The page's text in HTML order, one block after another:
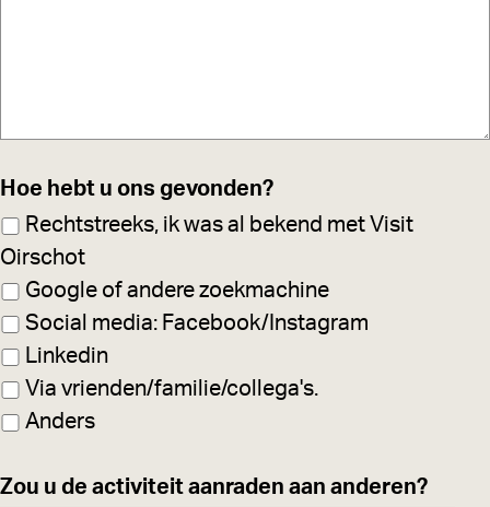
Hoe hebt u ons gevonden?
Rechtstreeks, ik was al bekend met Visit
Oirschot
Google of andere zoekmachine
Social media: Facebook/Instagram
Linkedin
Via vrienden/familie/collega's.
Anders
Zou u de activiteit aanraden aan anderen?